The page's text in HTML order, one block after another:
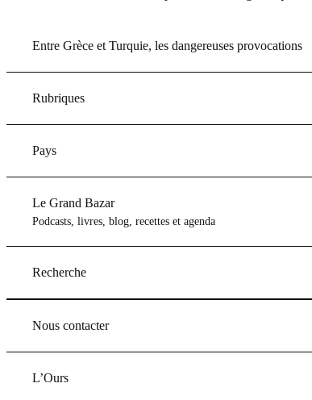
Entre Grèce et Turquie, les dangereuses provocations
Rubriques
Pays
Le Grand Bazar
Podcasts, livres, blog, recettes et agenda
Recherche
Nous contacter
L’Ours